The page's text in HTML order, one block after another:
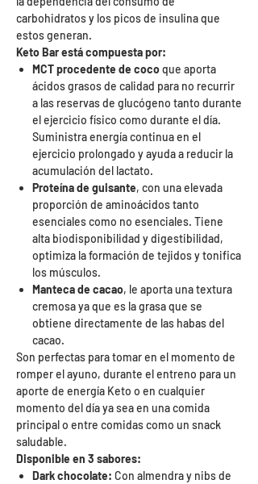
carbohidratos y los picos de insulina que
estos generan.
Keto Bar está compuesta por:
MCT procedente de cocoque aporta
ácidos grasos de calidad para no recurrir
a las reservas de glucógeno tanto durante
el ejercicio físico como durante el día.
Suministra energía continua en el
ejercicio prolongado y ayuda a reducir la
acumulación del lactato.
Proteína de guisante, con una elevada
proporción de aminoácidos tanto
esenciales como no esenciales. Tiene
alta biodisponibilidad y digestibilidad,
optimiza la formación de tejidos y tonifica
los músculos.
Manteca de cacao, le aporta una textura
cremosa ya que es la grasa que se
obtiene directamente de las habas del
cacao.
Son perfectas para tomar en el momento de
romper el ayuno, durante el entreno para un
aporte de energía Keto o en cualquier
momento del día ya sea en una comida
principal o entre comidas como un snack
saludable.
Disponible en 3 sabores:
Dark chocolate: Con almendra y nibs de